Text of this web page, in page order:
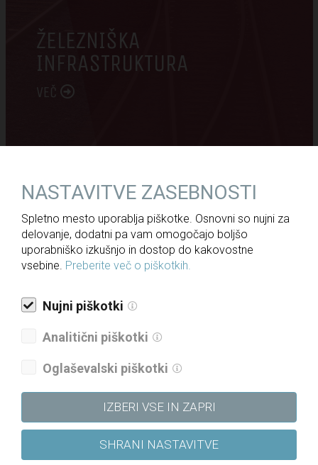
ŽELEZNIŠKA
INFRASTRUKTURA
VEČ
PODROČJA DELA
Železniška infrastruktura
Cestna infrastruktura
NASTAVITVE ZASEBNOSTI
Spletno mesto uporablja piškotke. Osnovni so nujni za
delovanje, dodatni pa vam omogočajo boljšo
uporabniško izkušnjo in dostop do kakovostne
vsebine. Preberite več o piškotkih.
Nujni piškotki
Analitični piškotki
Oglaševalski piškotki
IZBERI VSE IN ZAPRI
SHRANI NASTAVITVE